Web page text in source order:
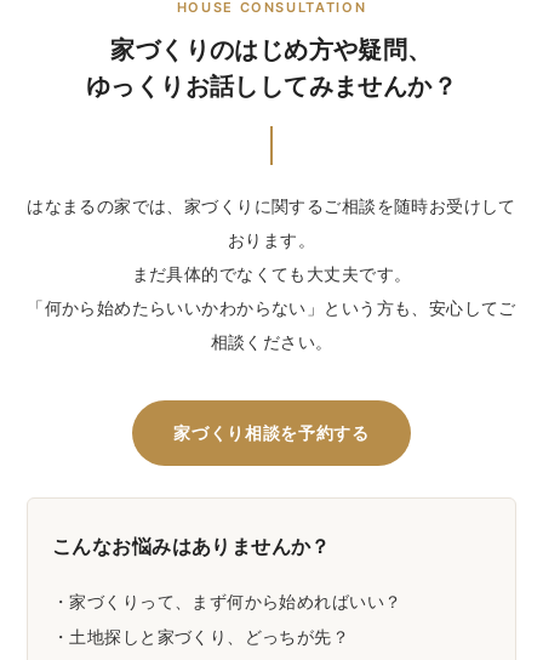
HOUSE CONSULTATION
家づくりのはじめ方や疑問、
ゆっくりお話ししてみませんか？
はなまるの家では、家づくりに関するご相談を随時お受けして
おります。
まだ具体的でなくても大丈夫です。
「何から始めたらいいかわからない」という方も、安心してご
相談ください。
家づくり相談を予約する
こんなお悩みはありませんか？
・家づくりって、まず何から始めればいい？
・土地探しと家づくり、どっちが先？